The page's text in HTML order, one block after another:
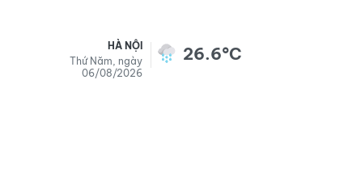
HÀ NỘI
Thứ Năm, ngày
06/08/2026
26.6°C